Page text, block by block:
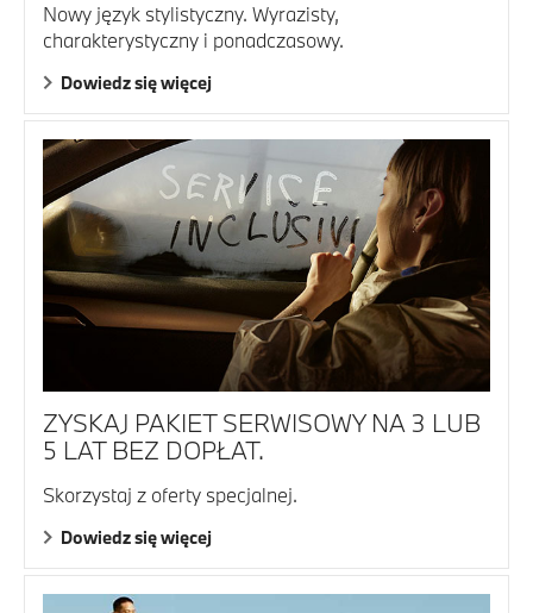
Nowy język stylistyczny. Wyrazisty,
charakterystyczny i ponadczasowy.
Dowiedz się więcej
ZYSKAJ PAKIET SERWISOWY NA 3 LUB
5 LAT BEZ DOPŁAT.
Skorzystaj z oferty specjalnej.
Dowiedz się więcej